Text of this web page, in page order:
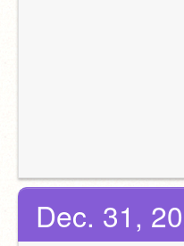
Dec. 31,